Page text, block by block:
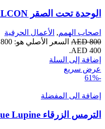
الوحدة تحت الصقر UNITY UNDER THE FALCON
اصحاب الهمم, الأعمال الحرفية
AED800 السعر الأصلي هو: 800.
AED 400.
إضافة إلى السلة
عرض سريع
-61%
إضافة الى المفضلة
الترمس الزرقاء The Blue Lupine